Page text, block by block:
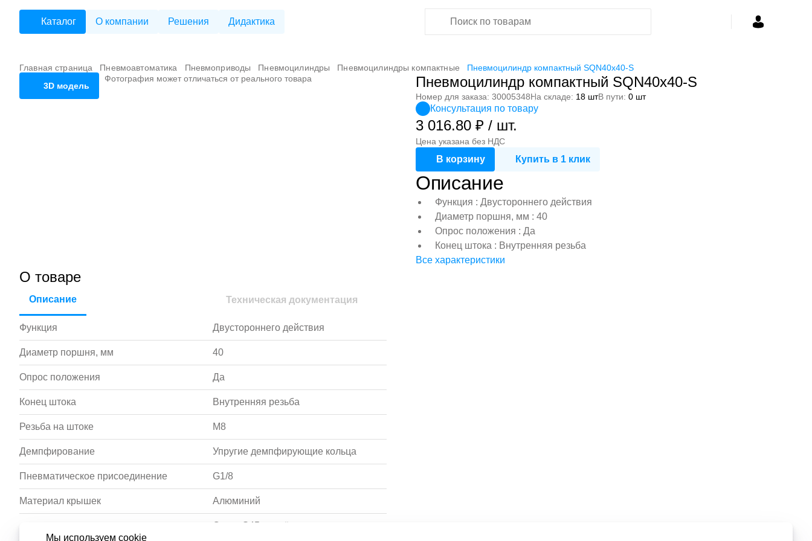
Каталог О компании Решения Дидактика
Главная страница Пневмоавтоматика Пневмоприводы Пневмоцилиндры Пневмоцилиндры компактные
Пневмоцилиндр компактный SQN40x40-S
3D модель
Фотография может отличаться от реального товара Пневмоцилиндр компактный SQN40x40-S
Номер для заказа: 30005348На складе: 18 штВ пути: 0 шт
Консультация по товару
3 016.80 ₽ / шт.
Цена указана без НДС
В корзину Купить в 1 клик
Описание
Функция : Двустороннего действия
Диаметр поршня, мм : 40
Опрос положения : Да
Конец штока : Внутренняя резьба
Все характеристики
О товаре
Описание Техническая документация
Функция Двустороннего действия
Диаметр поршня, мм 40
Опрос положения Да
Конец штока Внутренняя резьба
Резьба на штоке M8
Демпфирование Упругие демпфирующие кольца
Пневматическое присоединение G1/8
Материал крышек Алюминий
Материал штока
Сталь S45c с твёрдым
Мы используем cookie